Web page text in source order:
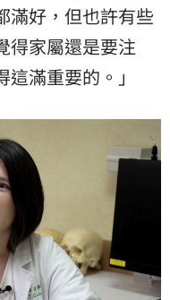
滿好，但也許有些
得家屬還是要注
滿重要的。」